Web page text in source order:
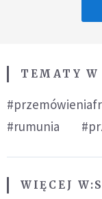
TEMATY W
#rumunia
WIĘCEJ W: